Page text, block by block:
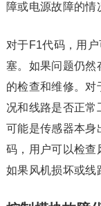
障或电源故障的情
对于F1代码，用
塞。如果问题仍然
的检查和维修。对
况和线路是否正常
可能是传感器本身
码，用户可以检查
如果风机损坏或线